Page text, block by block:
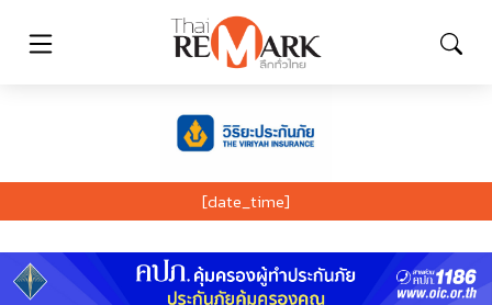
[date_time]